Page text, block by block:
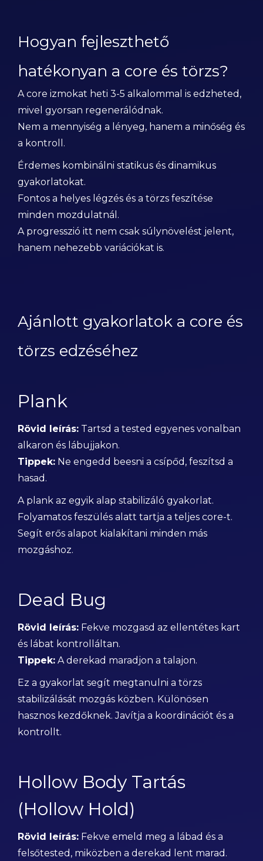
Hogyan fejleszthető
hatékonyan a core és törzs?
A core izmokat heti 3-5 alkalommal is edzheted,
mivel gyorsan regenerálódnak.
Nem a mennyiség a lényeg, hanem a minőség és
a kontroll.
Érdemes kombinálni statikus és dinamikus
gyakorlatokat.
Fontos a helyes légzés és a törzs feszítése
minden mozdulatnál.
A progresszió itt nem csak súlynövelést jelent,
hanem nehezebb variációkat is.
Ajánlott gyakorlatok a core és
törzs edzéséhez
Plank
Rövid leírás: Tartsd a tested egyenes vonalban
alkaron és lábujjakon.
Tippek: Ne engedd beesni a csípőd, feszítsd a
hasad.
A plank az egyik alap stabilizáló gyakorlat.
Folyamatos feszülés alatt tartja a teljes core-t.
Segít erős alapot kialakítani minden más
mozgáshoz.
Dead Bug
Rövid leírás: Fekve mozgasd az ellentétes kart
és lábat kontrolláltan.
Tippek: A derekad maradjon a talajon.
Ez a gyakorlat segít megtanulni a törzs
stabilizálását mozgás közben. Különösen
hasznos kezdőknek. Javítja a koordinációt és a
kontrollt.
Hollow Body Tartás
(Hollow Hold)
Rövid leírás: Fekve emeld meg a lábad és a
felsőtested, miközben a derekad lent marad.